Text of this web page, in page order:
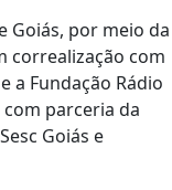
Goiás, por meio da
correalização com
a Fundação Rádio
com parceria da
Goiás e